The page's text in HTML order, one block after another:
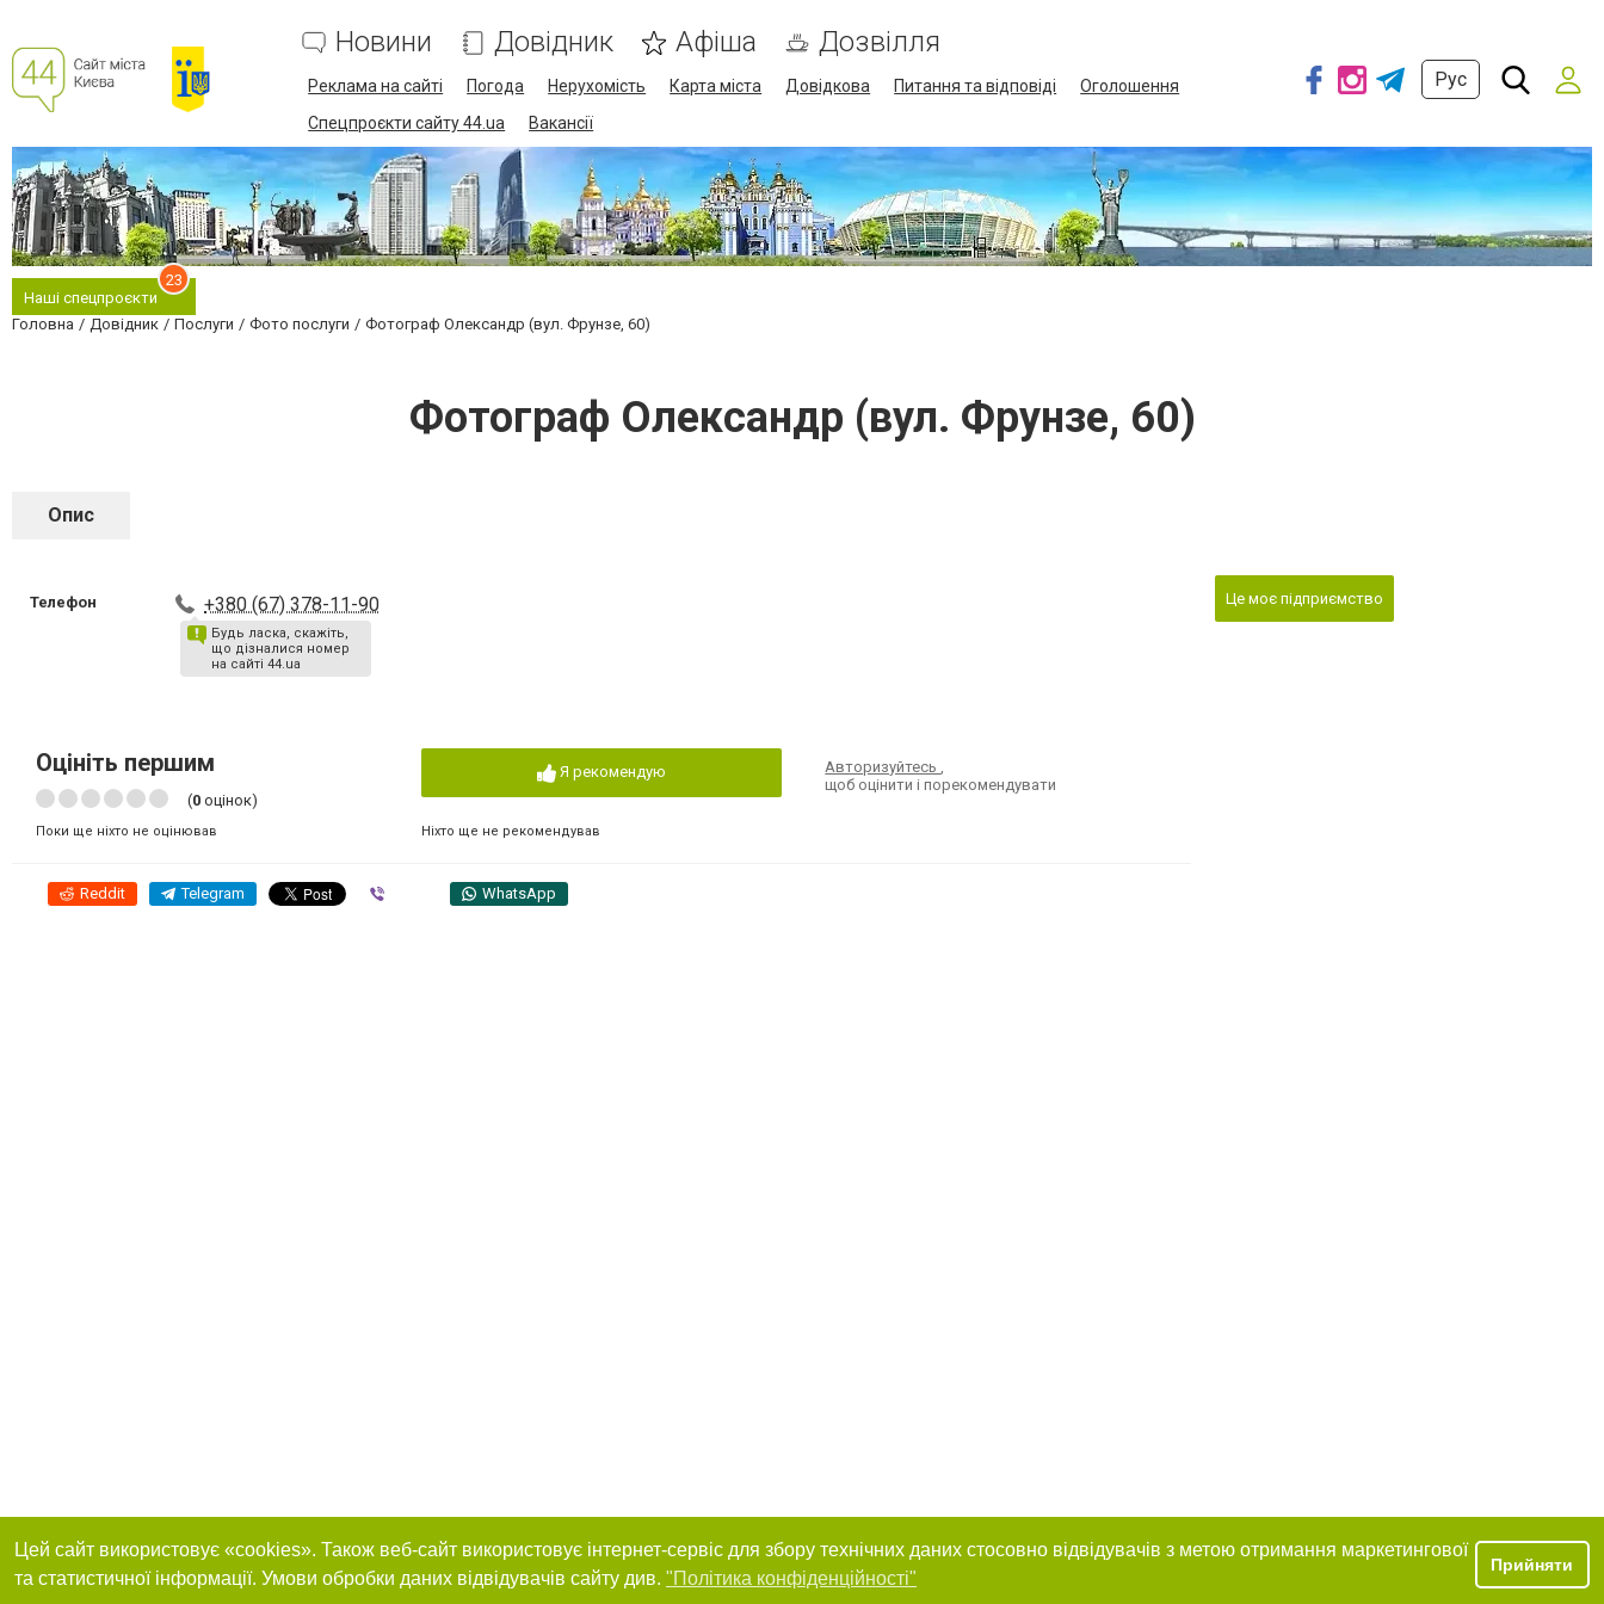
Новини Довідник Афіша Дозвілля
Реклама на сайті Погода Нерухомість Карта міста Довідкова Питання та відповіді
Оголошення
Спецпроєкти сайту 44.ua
Вакансії
Рус
Наші спецпроєкти
23
Головна Довідник Послуги Фото послуги Фотограф Олександр (вул. Фрунзе, 60)
Фотограф Олександр (вул. Фрунзе, 60)
Опис
Телефон +380 (67) 378-11-90
Будь ласка, скажіть,
що дізналися номер
на сайті 44.ua
Оцініть першим
(0 оцінок)
Поки ще ніхто не оцінював
Я рекомендую
Ніхто ще не рекомендував
Авторизуйтесь,
щоб оцінити і порекомендувати
Reddit Telegram WhatsApp
Це моє підприємство
Цей сайт використовує «cookies». Також веб-сайт використовує інтернет-сервіс для збору технічних даних стосовно відвідувачів з метою отримання маркетингової
та статистичної інформації. Умови обробки даних відвідувачів сайту див. "Політика конфіденційності"
Прийняти